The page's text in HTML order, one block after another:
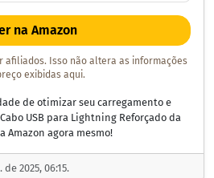
na Amazon
afiliados. Isso não altera as informações
exibidas aqui.
de otimizar seu carregamento e
USB para Lightning Reforçado da
Amazon agora mesmo!
2025, 06:15.